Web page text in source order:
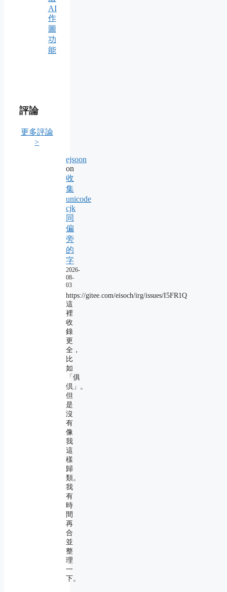
AI
作
圖
功
能
評論
更多評論
>
ejsoon
on
收
集
unicode
cjk
同
偏
旁
的
字
2026-
08-
03
https://gitee.com/eisoch/irg/issues/I5FR1Q
這
裡
收
錄
更
全，
比
如
「俱
倶」。
但
是
沒
有
像
我
這
樣
歸
類。
我
有
時
間
再
合
並
整
理
一
下。